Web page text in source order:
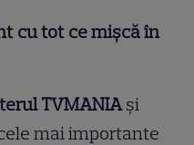
cu tot ce mișcă în
TVMANIAși
mai importante